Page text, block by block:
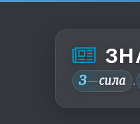
З—сила .